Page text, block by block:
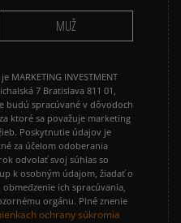
VANS SK8
MUŽ
INVESTMENT
7 Bratislava 811 01,
budú spracúvané v dôvodoch
ktoré sa považuje marketing
Poskytnutie údajov je
za účelom odoberania
odvolať svoj súhlas so
k osobným údajom, žiadať o
ich spracúvania,
orgánu. Plné znenie
ochrany súkromia